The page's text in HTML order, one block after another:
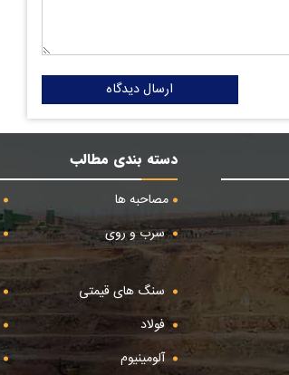
ارسال دیدگاه
دسته بندی مطالب
مصاحبه ها
سرب و روی
سنگ های قیمتی
فولاد
آلومینیوم